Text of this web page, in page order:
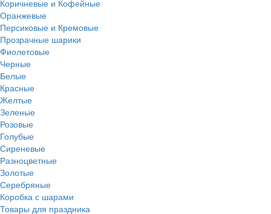
Коричневые и Кофейные
Оранжевые
Персиковые и Кремовые
Прозрачные шарики
Фиолетовые
Черные
Белые
Красные
Желтые
Зеленые
Розовые
Голубые
Сиреневые
Разноцветные
Золотые
Серебряные
Коробка с шарами
Товары для праздника